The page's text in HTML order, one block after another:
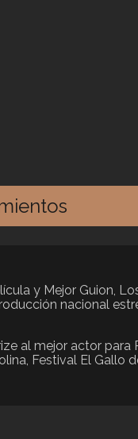
y Mejor Guion,
nacional
al mejor actor
Festival El Gallo